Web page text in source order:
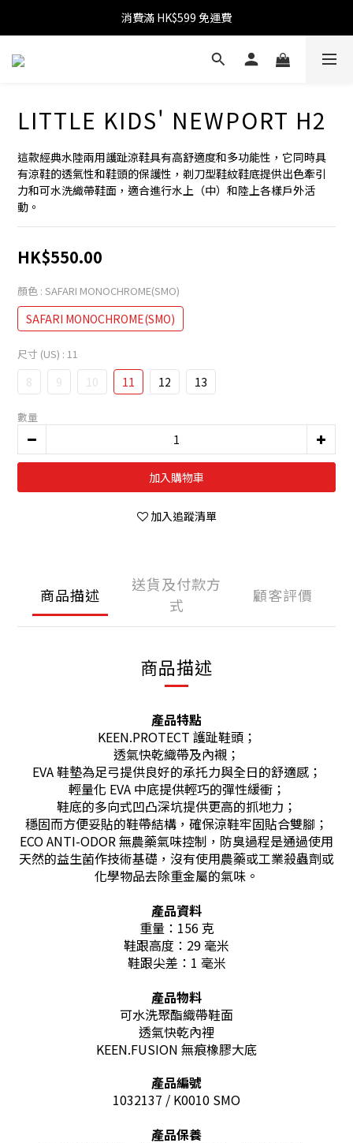
消費滿 HK$599 免運費
消費滿 HK$599 免運費
累積消費滿 HK$1,800 可升級為 VIP
消費滿 HK$599 免運費
LITTLE KIDS' NEWPORT H2
這款經典水陸兩用護趾涼鞋具有高舒適度和多功能性，它同時具
有涼鞋的透氣性和鞋頭的保護性，剃刀型鞋紋鞋底提供出色牽引
力和可水洗織帶鞋面，適合進行水上（中）和陸上各樣戶外活
動。
HK$550.00
顏色 : SAFARI MONOCHROME(SMO)
SAFARI MONOCHROME(SMO)
尺寸 (US) : 11
8 9 10 11 12 13
數量
加入購物車
加入追蹤清單
商品描述
送貨及付款方
式
顧客評價
商品描述
產品特點
KEEN.PROTECT 護趾鞋頭；
透氣快乾織帶及內襯；
EVA 鞋墊為足弓提供良好的承托力與全日的舒適感；
輕量化 EVA 中底提供輕巧的彈性緩衝；
鞋底的多向式凹凸深坑提供更高的抓地力；
穩固而方便妥貼的鞋帶結構，確保涼鞋牢固貼合雙腳；
ECO ANTI-ODOR 無農藥氣味控制，防臭過程是通過使用
天然的益生菌作技術基礎，沒有使用農藥或工業殺蟲劑或
化學物品去除重金屬的氣味。
產品資料
重量：156 克
鞋跟高度：29 毫米
鞋跟尖差：1 毫米
產品物料
可水洗聚酯織帶鞋面
透氣快乾內裡
KEEN.FUSION 無痕橡膠大底
產品編號
1032137 / K0010 SMO
產品保養